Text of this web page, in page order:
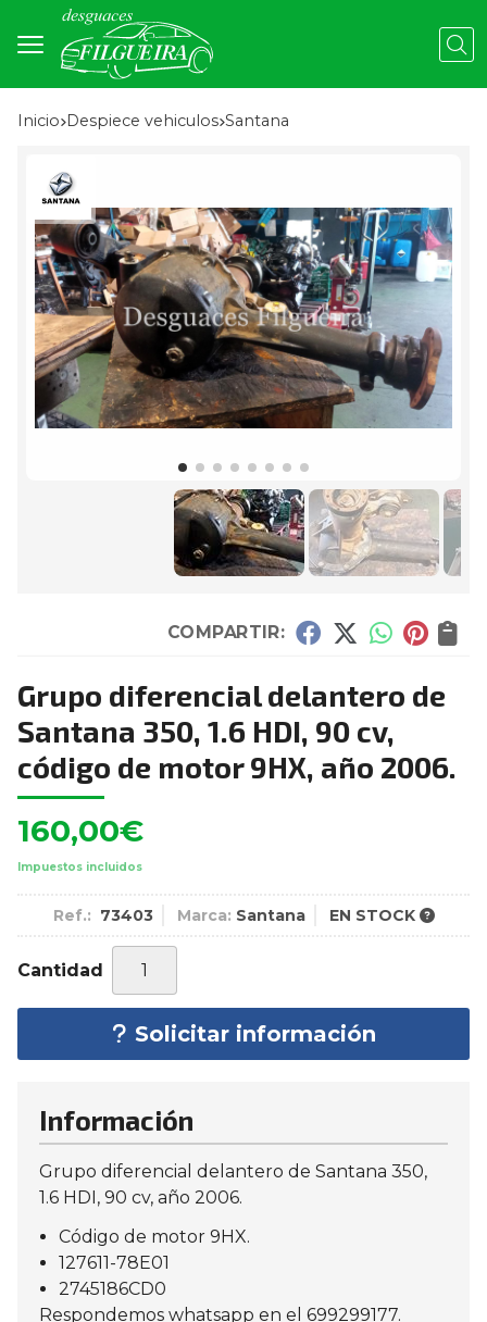
Inicio despiece vehiculos santana
COMPARTIR:
Grupo diferencial delantero de
Santana 350, 1.6 HDI, 90 cv,
código de motor 9HX, año 2006.
160,00€
Impuestos incluidos
Ref.: 73403 Marca: Santana EN STOCK
Cantidad
Solicitar información
Información
Grupo diferencial delantero de Santana 350,
1.6 HDI, 90 cv, año 2006.
Código de motor 9HX.
127611-78E01
2745186CD0
Respondemos whatsapp en el 699299177.